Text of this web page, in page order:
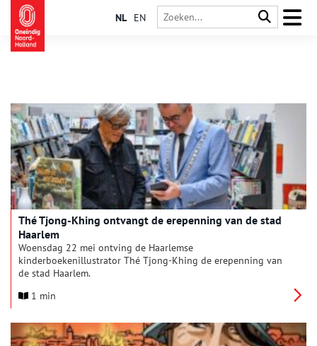
NL EN
Thé Tjong-Khing ontvangt de erepenning van de stad
Haarlem
Woensdag 22 mei ontving de Haarlemse
kinderboekenillustrator Thé Tjong-Khing de erepenning van
de stad Haarlem.
1 min